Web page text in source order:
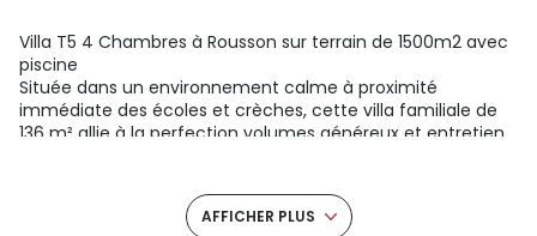
Villa T5 4 Chambres à Rousson sur terrain de 1500m2 avec
piscine
Située dans un environnement calme à proximité
immédiate des écoles et crèches, cette villa familiale de
136 m² allie à la perfection volumes généreux et entretien
opportunité rare sur le secteur de Rousson.
Un espace de vie tourné vers le confort
AFFICHER PLUS